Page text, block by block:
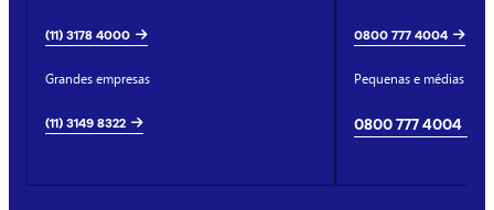
(11) 3178 4000
Grandes empresas
(11) 3149 8322
0800 777 4004
Pequenas e médias
0800 777 4004